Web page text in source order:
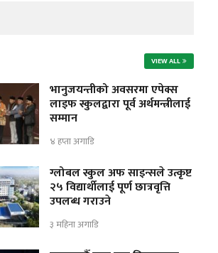
VIEW ALL
भानुजयन्तीको अवसरमा एपेक्स
लाइफ स्कुलद्वारा पूर्व अर्थमन्त्रीलाई
सम्मान
४ हप्ता अगाडि
ग्लोबल स्कुल अफ साइन्सले उत्कृष्ट
२५ विद्यार्थीलाई पूर्ण छात्रवृत्ति
उपलब्ध गराउने
३ महिना अगाडि